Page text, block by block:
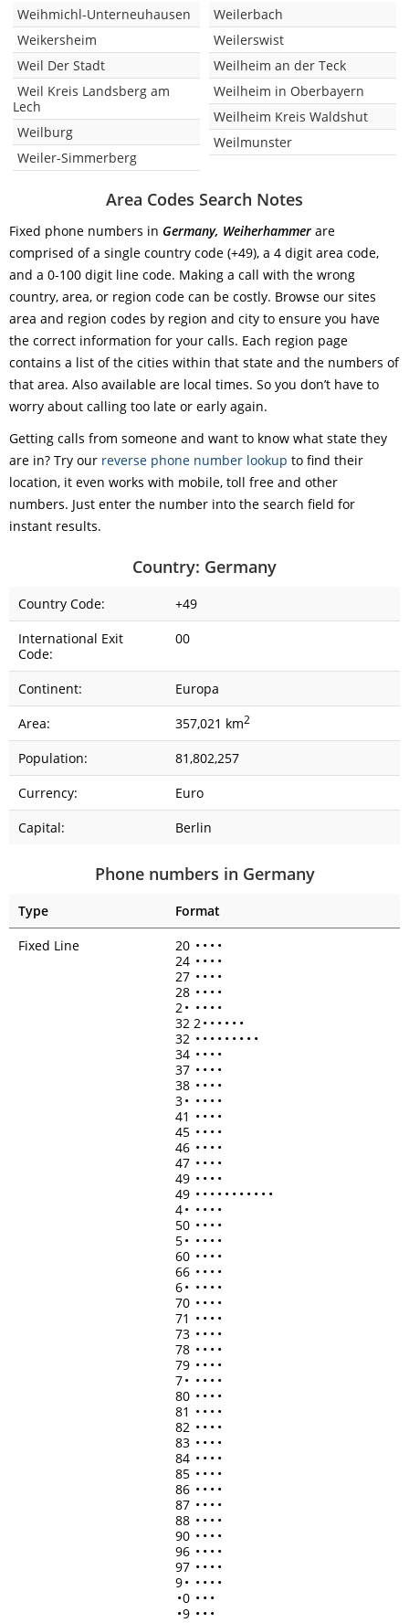
Weihmichl-Unterneuhausen
Weikersheim
Weil Der Stadt
Weil Kreis Landsberg am
Lech
Weilburg
Weiler-Simmerberg
Weilerbach
Weilerswist
Weilheim an der Teck
Weilheim in Oberbayern
Weilheim Kreis Waldshut
Weilmunster
Area Codes Search Notes
Fixed phone numbers in Germany, Weiherhammer are
comprised of a single country code (+49), a 4 digit area code,
and a 0-100 digit line code. Making a call with the wrong
country, area, or region code can be costly. Browse our sites
area and region codes by region and city to ensure you have
the correct information for your calls. Each region page
contains a list of the cities within that state and the numbers of
that area. Also available are local times. So you don’t have to
worry about calling too late or early again.
Getting calls from someone and want to know what state they
are in? Try our reverse phone number lookup to find their
location, it even works with mobile, toll free and other
numbers. Just enter the number into the search field for
instant results.
Country: Germany
Country Code:
+49
International Exit
Code:
00
Continent:
Europa
Area:
357,021 km2
Population:
81,802,257
Currency:
Euro
Capital:
Berlin
Phone numbers in Germany
Type
Format
Fixed Line
20 • • • •
24 • • • •
27 • • • •
28 • • • •
2• • • • •
32 2• • • • • •
32 • • • • • • • • •
34 • • • •
37 • • • •
38 • • • •
3• • • • •
41 • • • •
45 • • • •
46 • • • •
47 • • • •
49 • • • •
49 • • • • • • • • • • •
4• • • • •
50 • • • •
5• • • • •
60 • • • •
66 • • • •
6• • • • •
70 • • • •
71 • • • •
73 • • • •
78 • • • •
79 • • • •
7• • • • •
80 • • • •
81 • • • •
82 • • • •
83 • • • •
84 • • • •
85 • • • •
86 • • • •
87 • • • •
88 • • • •
90 • • • •
96 • • • •
97 • • • •
9• • • • •
•0 • • •
•9 • • •